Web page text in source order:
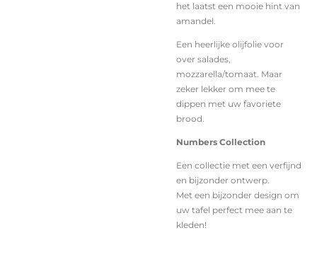
het laatst een mooie hint van
amandel.
Een heerlijke olijfolie voor
over salades,
mozzarella/tomaat. Maar
zeker lekker om mee te
dippen met uw favoriete
brood.
Numbers Collection
Een collectie met een verfijnd
en bijzonder ontwerp.
Met een bijzonder design om
uw tafel perfect mee aan te
kleden!